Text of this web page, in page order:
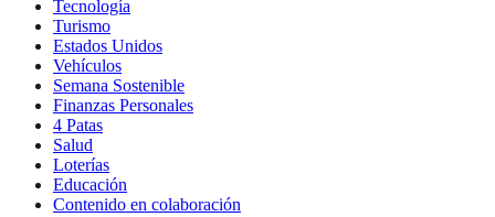
Tecnología
Turismo
Estados Unidos
Vehículos
Semana Sostenible
Finanzas Personales
4 Patas
Salud
Loterías
Educación
Contenido en colaboración